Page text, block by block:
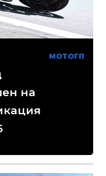
МОТОГП
на